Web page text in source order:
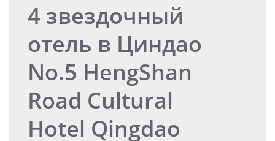
4 звездочный
отель в Циндао
No.5 HengShan
Road Cultural
Hotel Qingdao